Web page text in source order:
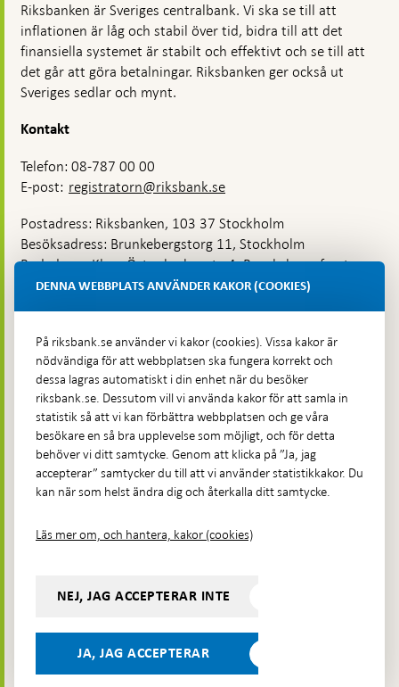
Riksbanken är Sveriges centralbank. Vi ska se till att
inflationen är låg och stabil över tid, bidra till att det
finansiella systemet är stabilt och effektivt och se till att
det går att göra betalningar. Riksbanken ger också ut
Sveriges sedlar och mynt.
Kontakt
Telefon: 08-787 00 00
E-post: registratorn@riksbank.se
Postadress: Riksbanken, 103 37 Stockholm
Besöksadress: Brunkebergstorg 11, Stockholm
Budadress: Klara Östra kyrkogata 4, Brunkebergsfaret,
Lastplats 6
Hitta direkt
Frågor och svar-
Öppnas
i
ny
flik
Till Riksbankens webbarkiv-
Öppnas
i
ny
Presskontakt
Integritetspolicy
Följ oss på sociala medier
YouTubeDela på:
Facebook
Dela på:
Instagram
Dela
på:
Bluesky
DENNA WEBBPLATS ANVÄNDER KAKOR (COOKIES)
På riksbank.se använder vi kakor (cookies). Vissa kakor är
nödvändiga för att webbplatsen ska fungera korrekt och
dessa lagras automatiskt i din enhet när du besöker
riksbank.se. Dessutom vill vi använda kakor för att samla in
statistik så att vi kan förbättra webbplatsen och ge våra
besökare en så bra upplevelse som möjligt, och för detta
behöver vi ditt samtycke. Genom att klicka på ”Ja, jag
accepterar” samtycker du till att vi använder statistikkakor. Du
kan när som helst ändra dig och återkalla ditt samtycke.
Läs mer om, och hantera, kakor (cookies)
NEJ, JAG ACCEPTERAR INTE
JA, JAG ACCEPTERAR